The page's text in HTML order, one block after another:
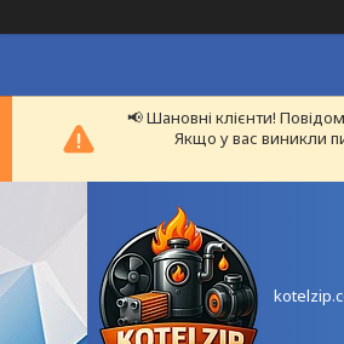
📢 Шановні клієнти!
Якщо у вас виникли